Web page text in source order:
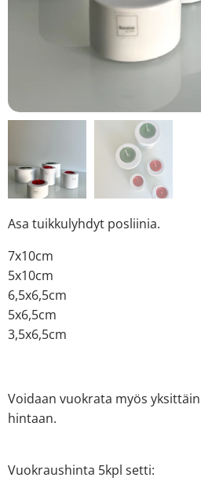
Asa tuikkulyhdyt posliinia.
7x10cm
5x10cm
6,5x6,5cm
5x6,5cm
3,5x6,5cm
Voidaan vuokrata myös
hintaan.
Vuokraushinta 5kpl setti: